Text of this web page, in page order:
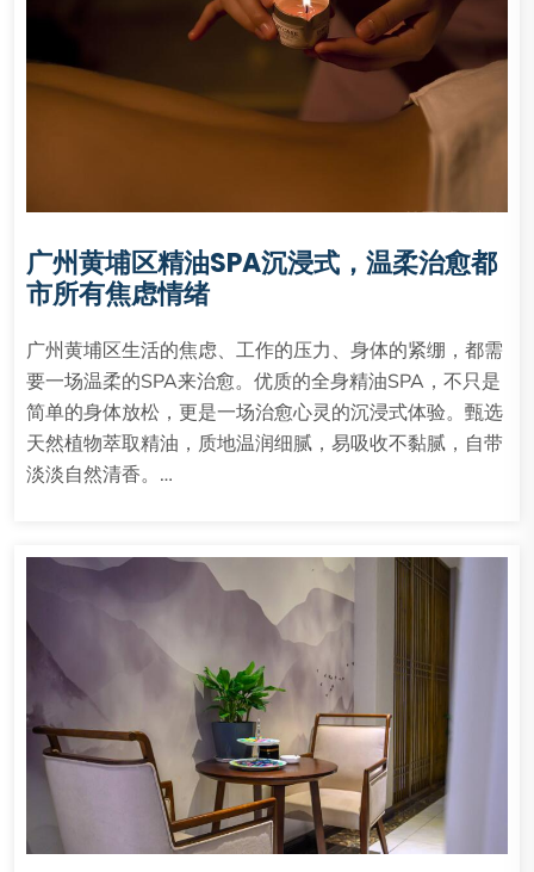
广州黄埔区精油SPA沉浸式，温柔治愈都
市所有焦虑情绪
广州黄埔区生活的焦虑、工作的压力、身体的紧绷，都需
要一场温柔的SPA来治愈。优质的全身精油SPA，不只是
简单的身体放松，更是一场治愈心灵的沉浸式体验。甄选
天然植物萃取精油，质地温润细腻，易吸收不黏腻，自带
淡淡自然清香。…